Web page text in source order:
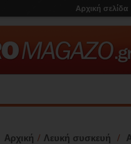
Αρχική σελίδα
Αρχική / Λευκή συσκευή /